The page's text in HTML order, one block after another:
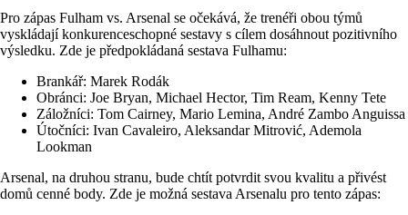
Pro zápas Fulham vs. Arsenal se očekává, že trenéři obou týmů
vyskládají konkurenceschopné sestavy s cílem dosáhnout pozitivního
výsledku. Zde je předpokládaná sestava Fulhamu:
Brankář: Marek Rodák
Obránci: Joe Bryan, Michael Hector, Tim Ream, Kenny Tete
Záložníci: Tom Cairney, Mario Lemina, André Zambo Anguissa
Útočníci: Ivan Cavaleiro, Aleksandar Mitrović, Ademola
Lookman
Arsenal, na druhou stranu, bude chtít potvrdit svou kvalitu a přivést
domů cenné body. Zde je možná sestava Arsenalu pro tento zápas: